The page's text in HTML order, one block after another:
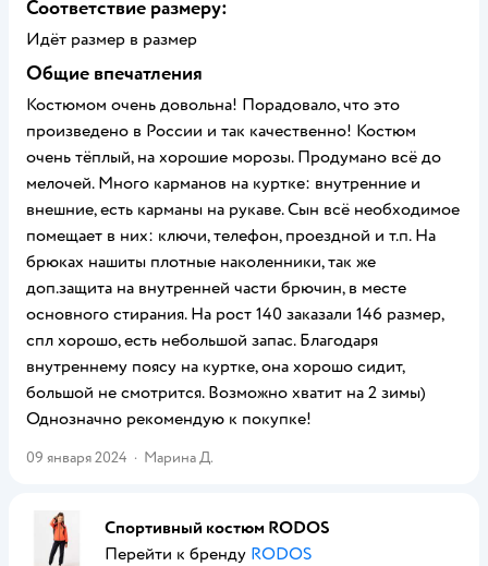
Соответствие размеру:
Идёт размер в размер
Общие впечатления
Костюмом очень довольна! Порадовало, что это
произведено в России и так качественно! Костюм
очень тёплый, на хорошие морозы. Продумано всё до
мелочей. Много карманов на куртке: внутренние и
внешние, есть карманы на рукаве. Сын всё необходимое
помещает в них: ключи, телефон, проездной и т.п. На
брюках нашиты плотные наколенники, так же
доп.защита на внутренней части брючин, в месте
основного стирания. На рост 140 заказали 146 размер,
спл хорошо, есть небольшой запас. Благодаря
внутреннему поясу на куртке, она хорошо сидит,
большой не смотрится. Возможно хватит на 2 зимы)
Однозначно рекомендую к покупке!
09 января 2024 · Марина Д.
Спортивный костюм RODOS
Перейти к бренду RODOS